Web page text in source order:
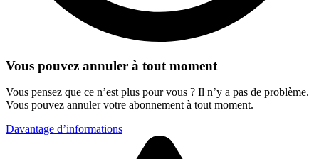
Vous pouvez annuler à tout moment
Vous pensez que ce n’est plus pour vous ? Il n’y a pas de problème.
Vous pouvez annuler votre abonnement à tout moment.
Davantage d’informations